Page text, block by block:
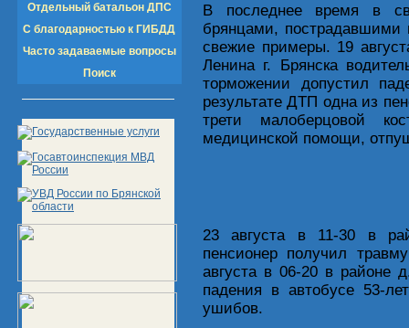
Отдельный батальон ДПС
С благодарностью к ГИБДД
Часто задаваемые вопросы
Поиск
В последнее время в
брянцами, пострадавшими
свежие примеры. 19
Ленина г. Брянска
торможении допустил
результате ДТП одна из
трети малоберцовой
медицинской помощи,
23 августа в 11-30 в
пенсионер получил
августа в 06-20 в районе
падения в автобусе 53-
ушибов.